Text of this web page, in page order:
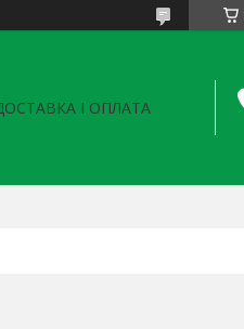
І ОПЛАТА